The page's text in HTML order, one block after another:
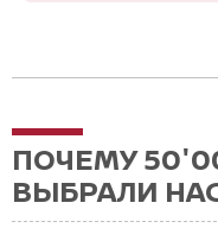
ПОЧЕМУ
ВЫБРАЛИ